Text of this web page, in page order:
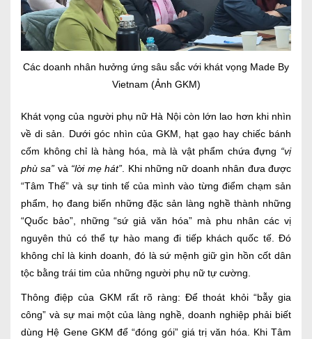
Các doanh nhân hưởng ứng sâu sắc với khát vọng Made By
Vietnam (Ảnh GKM)
Khát vọng của người phụ nữ Hà Nội còn lớn lao hơn khi nhìn
về di sản. Dưới góc nhìn của GKM, hạt gạo hay chiếc bánh
cốm không chỉ là hàng hóa, mà là vật phẩm chứa đựng “vị
phù sa” và “lời mẹ hát” . Khi những nữ doanh nhân đưa được
“Tâm Thế” và sự tinh tế của mình vào từng điểm chạm sản
phẩm, họ đang biến những đặc sản làng nghề thành những
“Quốc bảo”, những “sứ giả văn hóa” mà phu nhân các vị
nguyên thủ có thể tự hào mang đi tiếp khách quốc tế. Đó
không chỉ là kinh doanh, đó là sứ mệnh giữ gìn hồn cốt dân
tộc bằng trái tim của những người phụ nữ tự cường.
Thông điệp của GKM rất rõ ràng: Để thoát khỏi “bẫy gia
công” và sự mai một của làng nghề, doanh nghiệp phải biết
dùng Hệ Gene GKM để “đóng gói” giá trị văn hóa. Khi Tâm